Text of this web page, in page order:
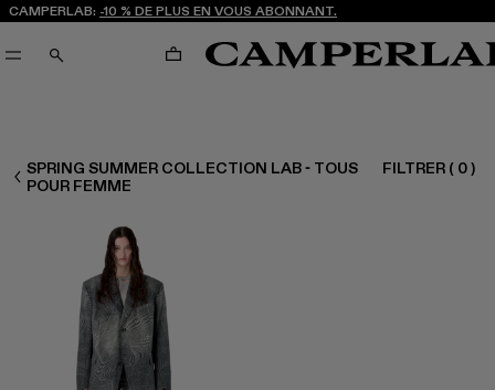
CAMPERLAB: -10 % DE PLUS EN VOUS ABONNANT.
RECHERCHE PANIER
FEMME TOUS
SPRING SUMMER COLLECTION LAB - TOUS
POUR FEMME
FILTRER ( 0)